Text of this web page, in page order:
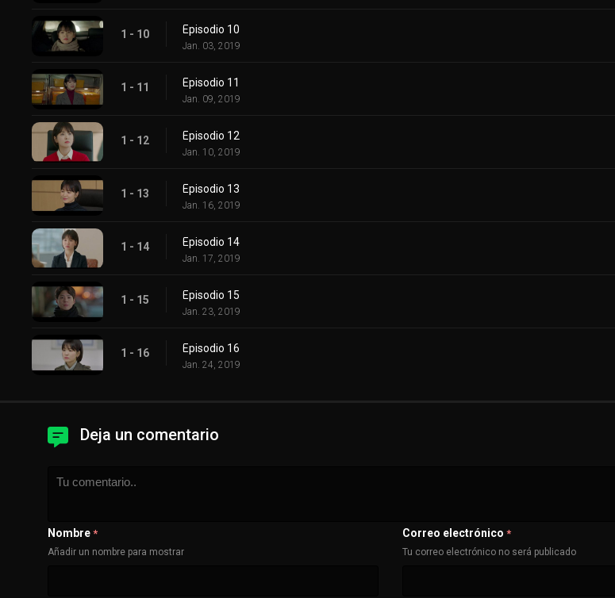
1 - 10 Episodio 10
Jan. 03, 2019
1 - 11 Episodio 11
Jan. 09, 2019
1 - 12 Episodio 12
Jan. 10, 2019
1 - 13 Episodio 13
Jan. 16, 2019
1 - 14 Episodio 14
Jan. 17, 2019
1 - 15 Episodio 15
Jan. 23, 2019
1 - 16 Episodio 16
Jan. 24, 2019
Deja un comentario
Nombre *
Añadir un nombre para mostrar
Correo electrónico *
Tu correo electrónico no será publicado